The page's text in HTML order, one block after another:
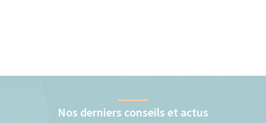
Nos derniers conseils et actus